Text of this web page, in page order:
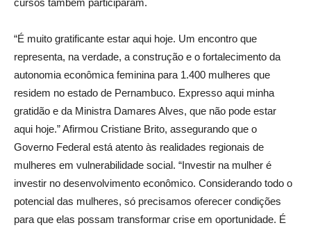
“É muito gratificante estar aqui hoje. Um encontro que
representa, na verdade, a construção e o fortalecimento da
autonomia econômica feminina para 1.400 mulheres que
residem no estado de Pernambuco. Expresso aqui minha
gratidão e da Ministra Damares Alves, que não pode estar
aqui hoje.” Afirmou Cristiane Brito, assegurando que o
Governo Federal está atento às realidades regionais de
mulheres em vulnerabilidade social. “Investir na mulher é
investir no desenvolvimento econômico. Considerando todo o
potencial das mulheres, só precisamos oferecer condições
para que elas possam transformar crise em oportunidade. É